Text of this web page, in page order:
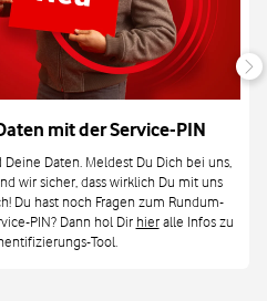
mit der Service-PIN
Daten. Meldest Du Dich bei uns,
wir sicher, dass wirklich Du mit uns
Du hast noch Fragen zum Rundum-
PIN? Dann hol Dir hieralle Infos zu
Tool.